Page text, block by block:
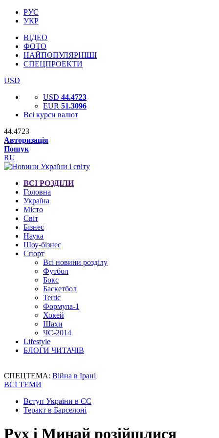
РУС
УКР
ВІДЕО
ФОТО
НАЙПОПУЛЯРНІШІ
СПЕЦПРОЕКТИ
USD
USD 44.4723
EUR 51.3096
Всі курси валют
44.4723
Авторизація
Пошук
RU
ВСІ РОЗДІЛИ
Головна
Україна
Місто
Світ
Бізнес
Наука
Шоу-бізнес
Спорт
Всі новини розділу
Футбол
Бокс
Баскетбол
Теніс
Формула-1
Хокей
Шахи
ЧС-2014
Lifestyle
БЛОГИ ЧИТАЧІВ
СПЕЦТЕМА: Війна в Ірані
ВСІ ТЕМИ
Вступ України в ЄС
Теракт в Барселоні
Рух і Минай розійшлися